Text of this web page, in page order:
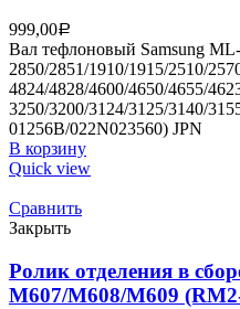
999,00Р
Вал тефлоновый Samsung ML-
2850/2851/1910/1915/2510/
4824/4828/4600/4650/4655/
3250/3200/3124/3125/3140/
01256B/022N023560) JPN
В корзину
Quick view
Сравнить
Закрыть
Ролик отделения в
M607/M608/M609